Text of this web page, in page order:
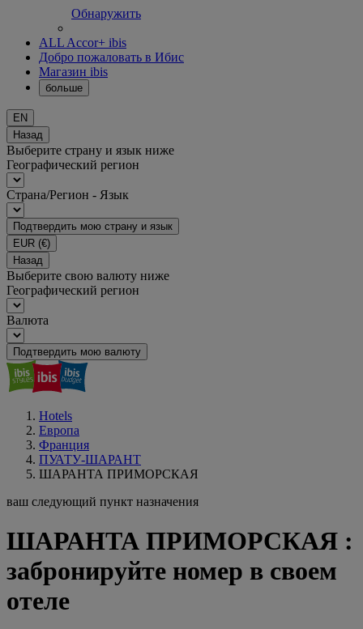
Обнаружить
ALL Accor+ ibis
Добро пожаловать в Ибис
Магазин ibis
больше
EN
Назад
Выберите страну и язык ниже
Географический регион
Страна/Регион - Язык
Подтвердить мою страну и язык
EUR (€)
Назад
Выберите свою валюту ниже
Географический регион
Валюта
Подтвердить мою валюту
Hotels
Европа
Франция
ПУАТУ-ШАРАНТ
ШАРАНТА ПРИМОРСКАЯ
ваш следующий пункт назначения
ШАРАНТА ПРИМОРСКАЯ :
забронируйте номер в своем
отеле